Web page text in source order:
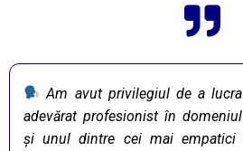
Am avut privilegiul de a
adevărat profesionist în
și unul dintre cei mai empatici